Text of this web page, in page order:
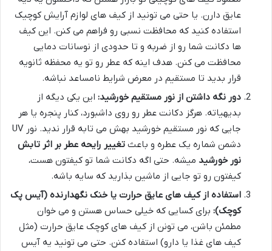
عایق دارن. یا حتی می تونید از کیف های لوازم آرایش کوچیک
استفاده کنید که محافظت نسبی رو فراهم می کنن. این کیف
ها دکانت شما رو از ضربه و تا حدودی از نوسانات دمایی
محافظت می کنن. هدف اینه که عطر رو تو یه محفظه ثانویه
قرار بدید تا مستقیم در معرض شرایط نامساعد نباشه.
دور نگه داشتن از نور مستقیم خورشید: این یکی دیگه از
بدیهیاته. هرگز دکانت عطر رو روی داشبورد، کنار پنجره یا هر
جایی که نور مستقیم خورشید بهش می تابه قرار ندید. نور UV
دشمن شماره یک عطره و باعث تغییر رایحه عطر بر اثر تابش
نور خورشید میشه. حتی اگه دکانت شما تو کیفتون هست،
کیفتون رو تو جایی از ماشین بذارید که سایه باشه.
استفاده از کیف های عایق حرارت یا خنک نگهدارنده (آیس پک
کوچک): برای کسایی که خیلی حساس هستن و می خوان
مطمئن باشن، می تونن از کیف های کوچک عایق حرارت (مثل
کیف های غذا یا دارو) استفاده کنن. حتی می تونید یه آیس